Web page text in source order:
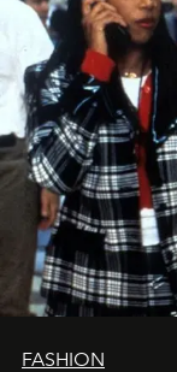
FASHION